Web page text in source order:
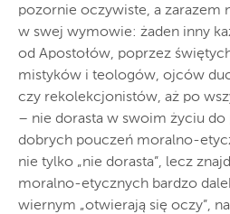
pozornie oczywiste, a zarazem
w swej wymowie: żaden inny
od Apostołów, poprzez
mistyków i teologów, ojców
czy rekolekcjonistów, aż po
– nie dorasta w swoim życiu do
dobrych pouczeń moralno-
nie tylko „nie dorasta”, lecz
moralno-etycznych bardzo
wiernym „otwierają się oczy”, na